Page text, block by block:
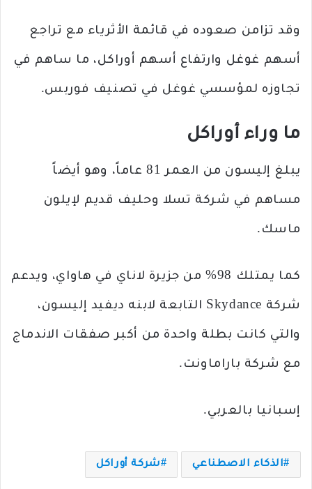
وقد تزامن صعوده في قائمة الأثرياء مع تراجع
أسهم غوغل وارتفاع أسهم أوراكل، ما ساهم في
تجاوزه لمؤسسي غوغل في تصنيف فوربس.
ما وراء أوراكل
يبلغ إليسون من العمر 81 عاماً، وهو أيضاً
مساهم في شركة تسلا وحليف قديم لإيلون
ماسك.
كما يمتلك 98% من جزيرة لاناي في هاواي، ويدعم
شركة Skydance التابعة لابنه ديفيد إليسون،
والتي كانت بطلة واحدة من أكبر صفقات الاندماج
مع شركة باراماونت.
إسبانيا بالعربي.
الذكاء الاصطناعي شركة أوراكل